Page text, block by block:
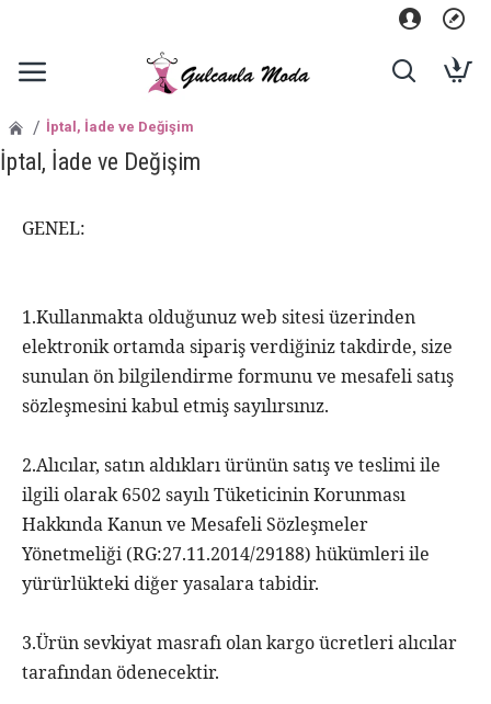
İptal, İade ve Değişim
İptal, İade ve Değişim
GENEL:
1.Kullanmakta olduğunuz web sitesi üzerinden
elektronik ortamda sipariş verdiğiniz takdirde, size
sunulan ön bilgilendirme formunu ve mesafeli satış
sözleşmesini kabul etmiş sayılırsınız.
2.Alıcılar, satın aldıkları ürünün satış ve teslimi ile
ilgili olarak 6502 sayılı Tüketicinin Korunması
Hakkında Kanun ve Mesafeli Sözleşmeler
Yönetmeliği (RG:27.11.2014/29188) hükümleri ile
yürürlükteki diğer yasalara tabidir.
3.Ürün sevkiyat masrafı olan kargo ücretleri alıcılar
tarafından ödenecektir.